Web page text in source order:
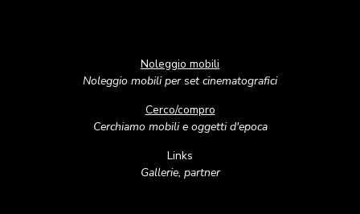
Noleggio mobili
Noleggio mobili per set cinematografici
Cerco/compro
Cerchiamo mobili e oggetti d'epoca
Links
Gallerie, partner